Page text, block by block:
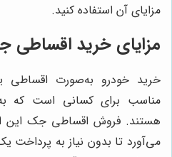
مزایای آن استفاده کنید.
مزایای خرید اقساطی
خرید خودرو به‌صورت
مناسب برای کسانی است که
هستند. فروش اقساطی جک این
می‌آورد تا بدون نیاز به پرداخت